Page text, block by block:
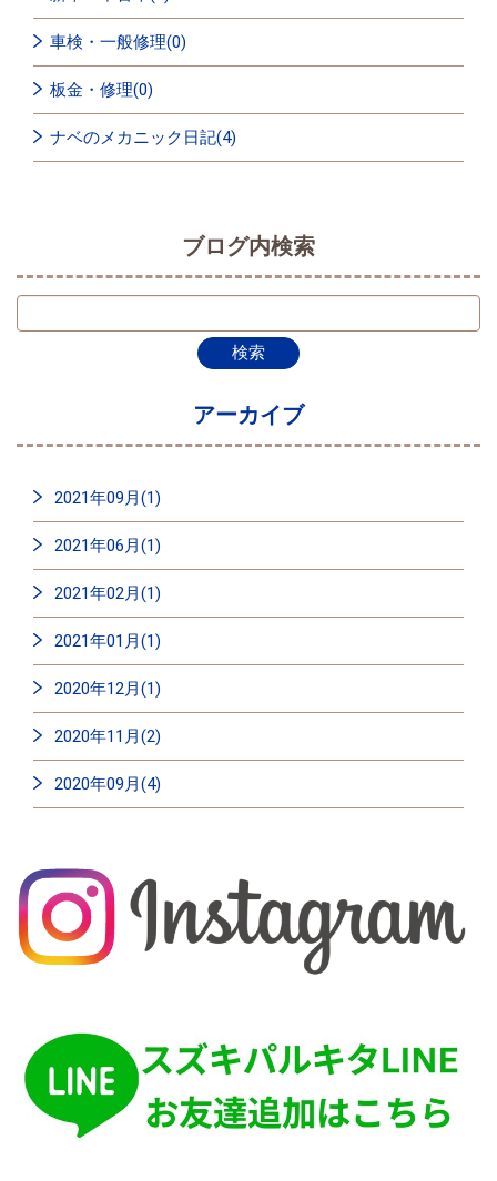
車検・一般修理(0)
板金・修理(0)
ナベのメカニック日記(4)
ブログ内検索
アーカイブ
2021年09月(1)
2021年06月(1)
2021年02月(1)
2021年01月(1)
2020年12月(1)
2020年11月(2)
2020年09月(4)